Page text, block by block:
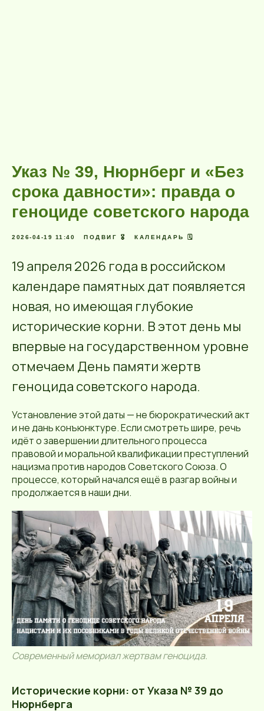
Указ № 39, Нюрнберг и «Без
срока давности»: правда о
геноциде советского народа
2026-04-19 11:40 ПОДВИГ 🎖️ КАЛЕНДАРЬ 🗓️
19 апреля 2026 года в российском
календаре памятных дат появляется
новая, но имеющая глубокие
исторические корни. В этот день мы
впервые на государственном уровне
отмечаем День памяти жертв
геноцида советского народа.
Установление этой даты — не бюрократический акт
и не дань конъюнктуре. Если смотреть шире, речь
идёт о завершении длительного процесса
правовой и моральной квалификации преступлений
нацизма против народов Советского Союза. О
процессе, который начался ещё в разгар войны и
продолжается в наши дни.
Современный мемориал жертвам геноцида.
Исторические корни: от Указа № 39 до
Нюрнберга